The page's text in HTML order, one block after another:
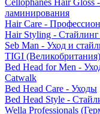
Cellophanes Hair
ламинирования
Hair Care -
Hair Styling - Стайлинг
Seb Man - Уход и
TIGI (Великобритания)
Bed Head for Men -
Catwalk
Bed Head Care - Уходы
Bed Head Style -
Wella Professionals